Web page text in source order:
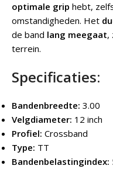
optimale grip hebt,
omstandigheden. Het
de band lang meegaat,
terrein.
Specificaties:
Bandenbreedte: 3.00
Velgdiameter: 12 inch
Profiel: Crossband
Type: TT
Bandenbelastingindex: